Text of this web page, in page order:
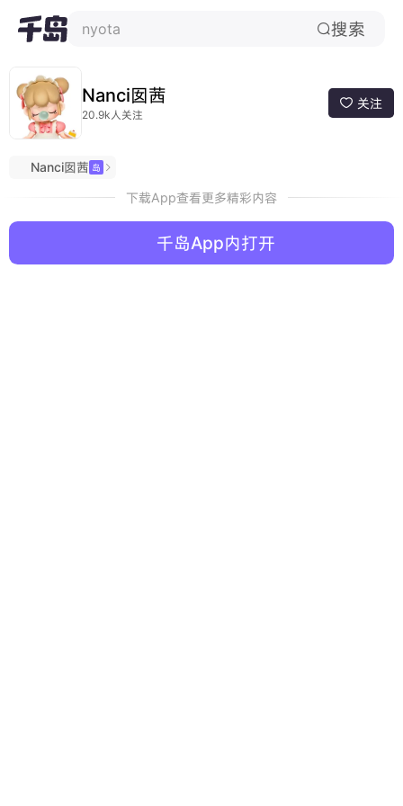
nyota 搜索
Nanci囡茜
20.9k人关注
 关注
Nanci囡茜 岛 
下载App查看更多精彩内容
千岛App内打开